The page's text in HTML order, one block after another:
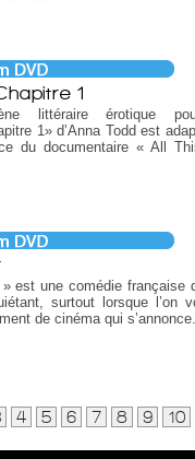
1
littéraire érotique
1» d’Anna Todd est
du documentaire « All
est une comédie française
surtout lorsque l’on
de cinéma qui s’annonce.
4 5 6 7 8 9 10